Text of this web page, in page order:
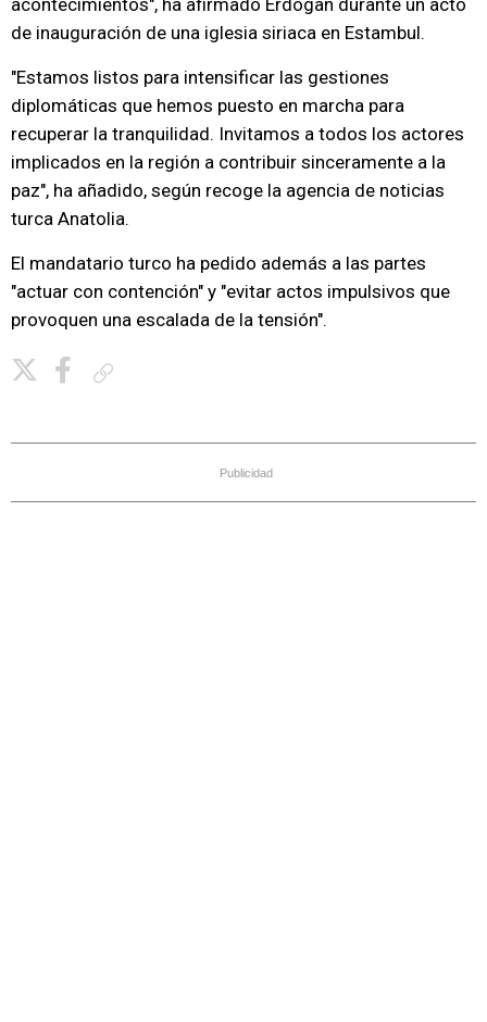
acontecimientos", ha afirmado Erdogan durante un acto
de inauguración de una iglesia siriaca en Estambul.
"Estamos listos para intensificar las gestiones
diplomáticas que hemos puesto en marcha para
recuperar la tranquilidad. Invitamos a todos los actores
implicados en la región a contribuir sinceramente a la
paz", ha añadido, según recoge la agencia de noticias
turca Anatolia.
El mandatario turco ha pedido además a las partes
"actuar con contención" y "evitar actos impulsivos que
provoquen una escalada de la tensión".
Publicidad